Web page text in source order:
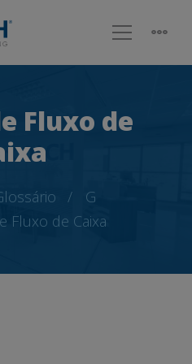
Fluxo de
G
Fluxo de Caixa